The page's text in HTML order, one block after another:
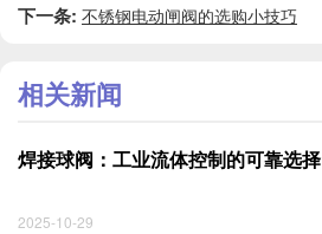
下一条: 不锈钢电动闸阀的选购小技巧
相关新闻
焊接球阀：工业流体控制的可靠选择
2025-10-29